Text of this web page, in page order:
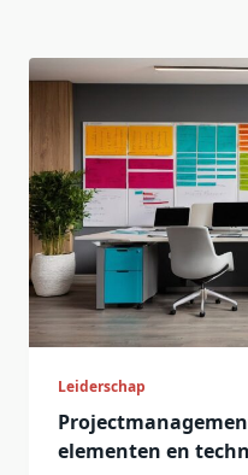
Leiderschap
elementen en